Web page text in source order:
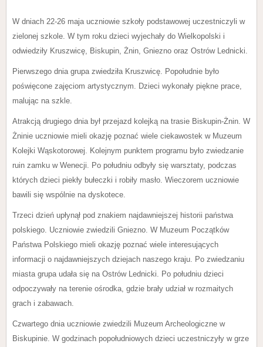
W dniach 22-26 maja uczniowie szkoły podstawowej uczestniczyli w
zielonej szkole. W tym roku dzieci wyjechały do Wielkopolski i
odwiedziły Kruszwicę, Biskupin, Żnin, Gniezno oraz Ostrów Lednicki.
Pierwszego dnia grupa zwiedziła Kruszwicę. Popołudnie było
poświęcone zajęciom artystycznym. Dzieci wykonały piękne prace,
malując na szkle.
Atrakcją drugiego dnia był przejazd kolejką na trasie Biskupin-Żnin. W
Żninie uczniowie mieli okazję poznać wiele ciekawostek w Muzeum
Kolejki Wąskotorowej. Kolejnym punktem programu było zwiedzanie
ruin zamku w Wenecji. Po południu odbyły się warsztaty, podczas
których dzieci piekły bułeczki i robiły masło. Wieczorem uczniowie
bawili się wspólnie na dyskotece.
Trzeci dzień upłynął pod znakiem najdawniejszej historii państwa
polskiego. Uczniowie zwiedzili Gniezno. W Muzeum Początków
Państwa Polskiego mieli okazję poznać wiele interesujących
informacji o najdawniejszych dziejach naszego kraju. Po zwiedzaniu
miasta grupa udała się na Ostrów Lednicki. Po południu dzieci
odpoczywały na terenie ośrodka, gdzie brały udział w rozmaitych
grach i zabawach.
Czwartego dnia uczniowie zwiedzili Muzeum Archeologiczne w
Biskupinie. W godzinach popołudniowych dzieci uczestniczyły w grze